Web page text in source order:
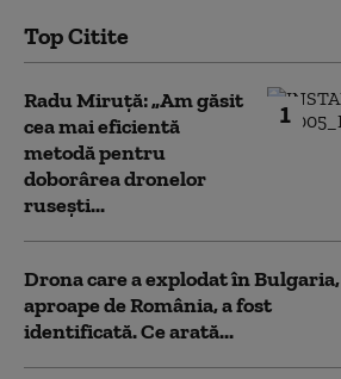
Top Citite
1
Radu Miruță: „Am găsit
cea mai eficientă
metodă pentru
doborârea dronelor
rusești...
Drona care a explodat în Bulgaria,
aproape de România, a fost
identificată. Ce arată...